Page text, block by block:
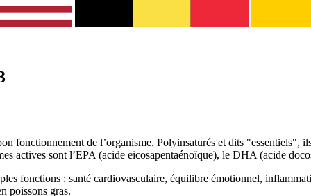
fonctionnement de l’organisme. Polyinsaturés et dits "essentiels",
actives sont l’EPA (acide eicosapentaénoïque), le DHA (acide
fonctions : santé cardiovasculaire, équilibre émotionnel,
poissons gras.